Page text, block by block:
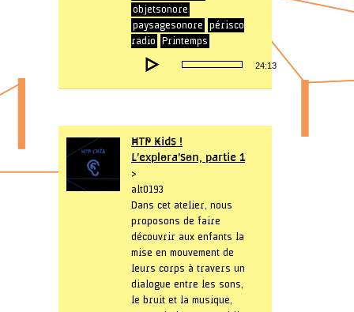
objetsonore
paysagesonore
périsco
radio
Printemps
Lecteur
audio
24:13
HTP Kids !
L’explora’son, partie 1
>
alt0193
Dans cet atelier, nous
proposons de faire
découvrir aux enfants la
mise en mouvement de
leurs corps à travers un
dialogue entre les sons,
le bruit et la musique,